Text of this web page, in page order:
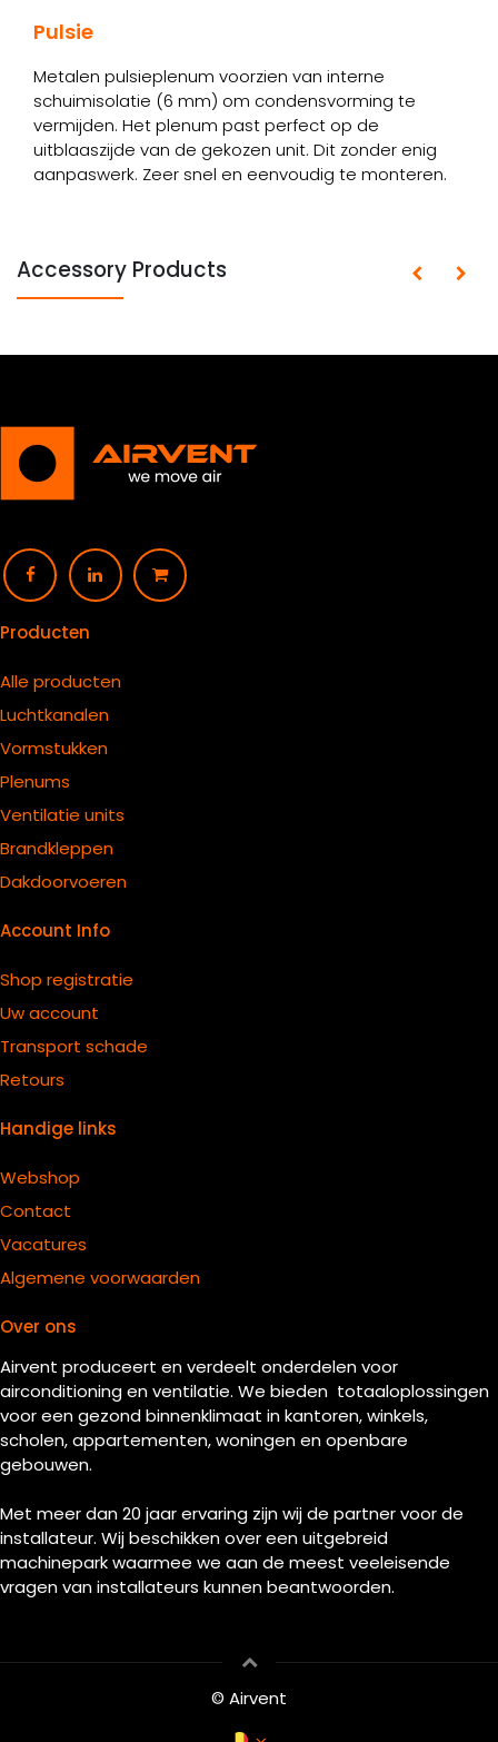
Pulsie
Metalen pulsieplenum voorzien van interne
schuimisolatie (6 mm) om condensvorming te
vermijden. Het plenum past perfect op de
uitblaaszijde van de gekozen unit. Dit zonder enig
aanpaswerk. Zeer snel en eenvoudig te monteren.
Accessory Products
Producten
Alle producten
Luchtkanalen
Vormstukken
Plenums
Ventilatie units
Brandkleppen
Dakdoorvoeren
Account Info
Shop registratie
Uw account
Transport schade
Retours
Handige links
Webshop
Contact
Vacatures
Algemene voorwaarden
Over ons
Airvent produceert en verdeelt onderdelen voor
airconditioning en ventilatie. We bieden totaaloplossingen
voor een gezond binnenklimaat in kantoren, winkels,
scholen, appartementen, woningen en openbare
gebouwen.
Met meer dan 20 jaar ervaring zijn wij de partner voor de
installateur. Wij beschikken over een uitgebreid
machinepark waarmee we aan de meest veeleisende
vragen van installateurs kunnen beantwoorden.
© Airvent